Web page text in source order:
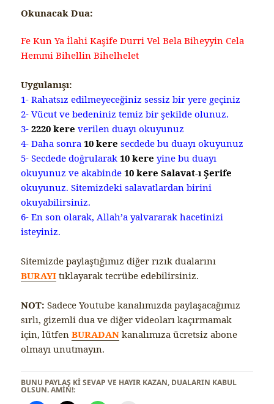
Okunacak Dua:
Fe Kun Ya İlahi Kaşife Durri Vel Bela Biheyyin Cela
Hemmi Bihellin Bihelhelet
Uygulanışı:
1- Rahatsız edilmeyeceğiniz sessiz bir yere geçiniz
2- Vücut ve bedeniniz temiz bir şekilde olunuz.
3-2220 kere verilen duayı okuyunuz
4- Daha sonra10 kere secdede bu duayı okuyunuz
5- Secdede doğrularak10 kere yine bu duayı
okuyunuz ve akabinde10 kere Salavat-ı Şerife
okuyunuz. Sitemizdeki salavatlardan birini
okuyabilirsiniz.
6- En son olarak, Allah’a yalvararak hacetinizi
isteyiniz.
Sitemizde paylaştığımız diğer rızık dualarını
BURAYI tıklayarak tecrübe edebilirsiniz.
NOT: Sadece Youtube kanalımızda paylaşacağımız
sırlı, gizemli dua ve diğer videoları kaçırmamak
için, lütfenBURADAN kanalımıza ücretsiz abone
olmayı unutmayın.
BUNU PAYLAŞ KI SEVAP VE HAYIR KAZAN, DUALARIN KABUL
OLSUN. AMİN!: